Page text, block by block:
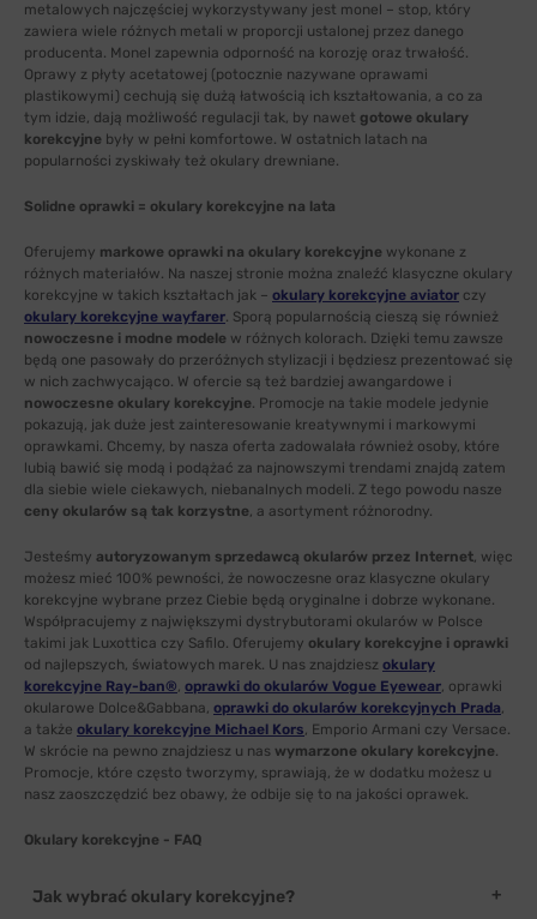
metalowych najczęściej wykorzystywany jest monel – stop, który
zawiera wiele różnych metali w proporcji ustalonej przez danego
producenta. Monel zapewnia odporność na korozję oraz trwałość.
Oprawy z płyty acetatowej (potocznie nazywane oprawami
plastikowymi) cechują się dużą łatwością ich kształtowania, a co za
tym idzie, dają możliwość regulacji tak, by nawet gotowe okulary
korekcyjne były w pełni komfortowe. W ostatnich latach na
popularności zyskiwały też okulary drewniane.
Solidne oprawki = okulary korekcyjne na lata
Oferujemy markowe oprawki na okulary korekcyjne wykonane z
różnych materiałów. Na naszej stronie można znaleźć klasyczne okulary
korekcyjne w takich kształtach jak – okulary korekcyjne aviator czy
okulary korekcyjne wayfarer. Sporą popularnością cieszą się również
nowoczesne i modne modele w różnych kolorach. Dzięki temu zawsze
będą one pasowały do przeróżnych stylizacji i będziesz prezentować się
w nich zachwycająco. W ofercie są też bardziej awangardowe i
nowoczesne okulary korekcyjne. Promocje na takie modele jedynie
pokazują, jak duże jest zainteresowanie kreatywnymi i markowymi
oprawkami. Chcemy, by nasza oferta zadowalała również osoby, które
lubią bawić się modą i podążać za najnowszymi trendami znajdą zatem
dla siebie wiele ciekawych, niebanalnych modeli. Z tego powodu nasze
ceny okularów są tak korzystne, a asortyment różnorodny.
Jesteśmy autoryzowanym sprzedawcą okularów przez Internet, więc
możesz mieć 100% pewności, że nowoczesne oraz klasyczne okulary
korekcyjne wybrane przez Ciebie będą oryginalne i dobrze wykonane.
Współpracujemy z największymi dystrybutorami okularów w Polsce
takimi jak Luxottica czy Safilo. Oferujemy okulary korekcyjne i oprawki
od najlepszych, światowych marek. U nas znajdziesz okulary
korekcyjne Ray-ban®, oprawki do okularów Vogue Eyewear, oprawki
okularowe Dolce&Gabbana, oprawki do okularów korekcyjnych Prada,
a także okulary korekcyjne Michael Kors, Emporio Armani czy Versace.
W skrócie na pewno znajdziesz u nas wymarzone okulary korekcyjne.
Promocje, które często tworzymy, sprawiają, że w dodatku możesz u
nasz zaoszczędzić bez obawy, że odbije się to na jakości oprawek.
Okulary korekcyjne - FAQ
Jak wybrać okulary korekcyjne?